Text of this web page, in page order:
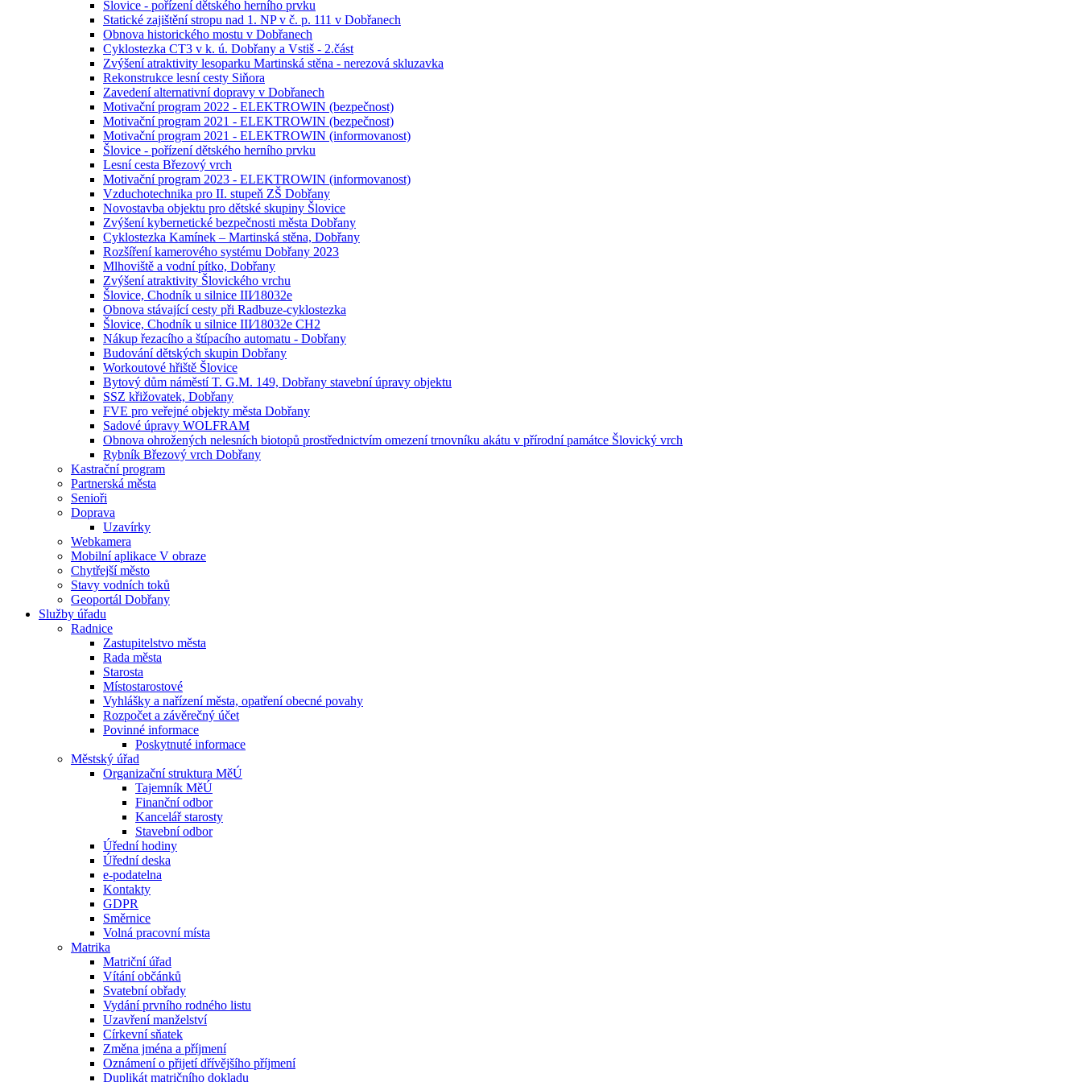
Šlovice - pořízení dětského herního prvku
Statické zajištění stropu nad 1. NP v č. p. 111 v Dobřanech
Obnova historického mostu v Dobřanech
Cyklostezka CT3 v k. ú. Dobřany a Vstiš - 2.část
Zvýšení atraktivity lesoparku Martinská stěna - nerezová skluzavka
Rekonstrukce lesní cesty Siňora
Zavedení alternativní dopravy v Dobřanech
Motivační program 2022 - ELEKTROWIN (bezpečnost)
Motivační program 2021 - ELEKTROWIN (bezpečnost)
Motivační program 2021 - ELEKTROWIN (informovanost)
Šlovice - pořízení dětského herního prvku
Lesní cesta Březový vrch
Motivační program 2023 - ELEKTROWIN (informovanost)
Vzduchotechnika pro II. stupeň ZŠ Dobřany
Novostavba objektu pro dětské skupiny Šlovice
Zvýšení kybernetické bezpečnosti města Dobřany
Cyklostezka Kamínek – Martinská stěna, Dobřany
Rozšíření kamerového systému Dobřany 2023
Mlhoviště a vodní pítko, Dobřany
Zvýšení atraktivity Šlovického vrchu
Šlovice, Chodník u silnice III⁄18032e
Obnova stávající cesty při Radbuze-cyklostezka
Šlovice, Chodník u silnice III⁄18032e CH2
Nákup řezacího a štípacího automatu - Dobřany
Budování dětských skupin Dobřany
Workoutové hřiště Šlovice
Bytový dům náměstí T. G.M. 149, Dobřany stavební úpravy objektu
SSZ křižovatek, Dobřany
FVE pro veřejné objekty města Dobřany
Sadové úpravy WOLFRAM
Obnova ohrožených nelesních biotopů prostřednictvím omezení trnovníku akátu v přírodní památce Šlovický vrch
Rybník Březový vrch Dobřany
Kastrační program
Partnerská města
Senioři
Doprava
Uzavírky
Webkamera
Mobilní aplikace V obraze
Chytřejší město
Stavy vodních toků
Geoportál Dobřany
Služby úřadu
Radnice
Zastupitelstvo města
Rada města
Starosta
Místostarostové
Vyhlášky a nařízení města, opatření obecné povahy
Rozpočet a závěrečný účet
Povinné informace
Poskytnuté informace
Městský úřad
Organizační struktura MěÚ
Tajemník MěÚ
Finanční odbor
Kancelář starosty
Stavební odbor
Úřední hodiny
Úřední deska
e-podatelna
Kontakty
GDPR
Směrnice
Volná pracovní místa
Matrika
Matriční úřad
Vítání občánků
Svatební obřady
Vydání prvního rodného listu
Uzavření manželství
Církevní sňatek
Změna jména a příjmení
Oznámení o přijetí dřívějšího příjmení
Duplikát matričního dokladu